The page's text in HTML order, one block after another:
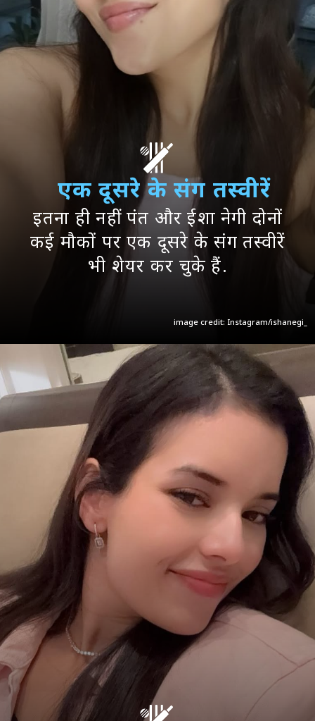
एक दूसरे के संग तस्वीरें
इतना ही नहीं पंत और ईशा नेगी दोनों
कई मौकों पर एक दूसरे के संग तस्वीरें
भी शेयर कर चुके हैं.
image credit: Instagram/ishanegi_